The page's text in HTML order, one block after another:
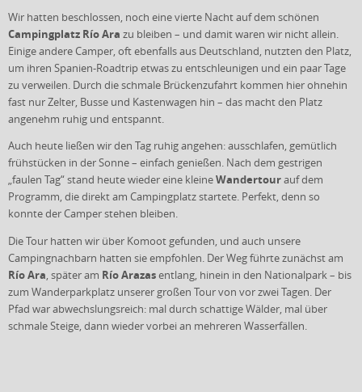
Wir hatten beschlossen, noch eine vierte Nacht auf dem schönen
Campingplatz Río Ara zu bleiben – und damit waren wir nicht allein.
Einige andere Camper, oft ebenfalls aus Deutschland, nutzten den Platz,
um ihren Spanien-Roadtrip etwas zu entschleunigen und ein paar Tage
zu verweilen. Durch die schmale Brückenzufahrt kommen hier ohnehin
fast nur Zelter, Busse und Kastenwagen hin – das macht den Platz
angenehm ruhig und entspannt.
Auch heute ließen wir den Tag ruhig angehen: ausschlafen, gemütlich
frühstücken in der Sonne – einfach genießen. Nach dem gestrigen
„faulen Tag“ stand heute wieder eine kleineWandertourauf dem
Programm, die direkt am Campingplatz startete. Perfekt, denn so
konnte der Camper stehen bleiben.
Die Tour hatten wir über Komoot gefunden, und auch unsere
Campingnachbarn hatten sie empfohlen. Der Weg führte zunächst am
Río Ara, später am Río Arazasentlang, hinein in den Nationalpark – bis
zum Wanderparkplatz unserer großen Tour von vor zwei Tagen. Der
Pfad war abwechslungsreich: mal durch schattige Wälder, mal über
schmale Steige, dann wieder vorbei an mehreren Wasserfällen.